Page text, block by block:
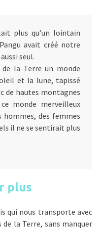
plus qu’un lointain
avait créé notre
seul.
la Terre un monde
et la lune, tapissé
de hautes montagnes
monde merveilleux
des femmes
il ne se sentirait plus
plus
qui nous transporte avec
de la Terre, sans manquer